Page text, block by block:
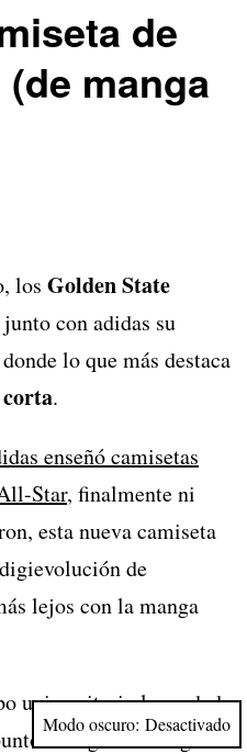
de
manga
los Golden State
con adidas su
lo que más destaca
.
enseñó camisetas
Star, finalmente ni
esta nueva camiseta
de
lejos con la manga
universitario la verdad,
va a gustar a algún
Modo oscuro: